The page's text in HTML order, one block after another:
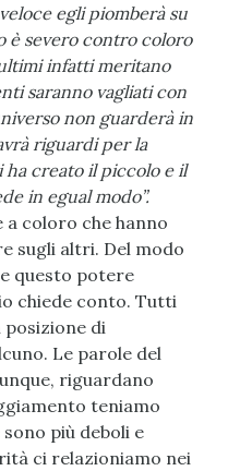
egli piomberà su
è severo contro coloro
infatti meritano
saranno vagliati con
non guarderà in
riguardi per la
ha creato il piccolo e il
in egual modo”.
coloro che hanno
sugli altri. Del modo
questo potere
chiede conto. Tutti
posizione di
Le parole del
riguardano
teniamo
più deboli e
ci relazioniamo nei